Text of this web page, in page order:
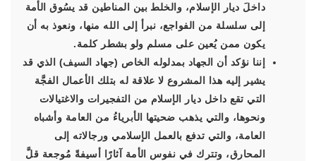
داخلَ ديار الإسلام، والخلط بين المناطين قد يسُوق الأمة
إلى سلسلة من الفواجع، نبرأ إلى الله منها، ونعوذ به أن
يكون ممن يُعين على مسلم ولو بشطر كلمة.
إننا نؤكد أن الجهاد بمدلوله الخاص (جهاد السيف) الذي قد
يشير إليه هذا المشروع لا علاقة له بتلك الأعمال الفجَّة
التي تقع داخل ديار الإسلام من التفجيرات والاغتيالات
ونحوها، والتي يذهب ضحيتها الأبرياءُ من العامة وأشباه
العامة، والتي تدفع بالعمل الإسلامي ورجالاته إلى
المحارق، وتترك في نفوس الأمة آثارًا أسيفةً مُوجعة قلَّ